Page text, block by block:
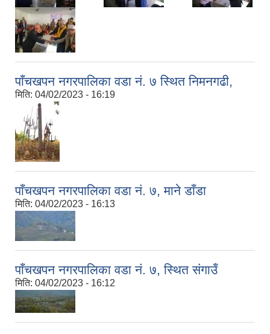
पाँचखपन नगरपालिका वडा नं. ७ स्थित निमनगढी,
मिति: 04/02/2023 - 16:19
पाँचखपन नगरपालिका वडा नं. ७, माने डाँडा
मिति: 04/02/2023 - 16:13
पाँचखपन नगरपालिका वडा नं. ७, स्थित संगाउँ
मिति: 04/02/2023 - 16:12